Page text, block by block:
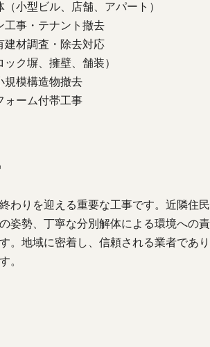
小型ビル、店舗、アパート）
工事・テナント撤去
建材調査・除去対応
ク塀、擁壁、舗装）
規模構造物撤去
ォーム付帯工事
わりを迎える重要な工事です。近隣住民
姿勢、丁寧な分別解体による環境への責
。地域に密着し、信頼される業者であり
。